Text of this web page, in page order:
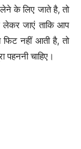
के लिए जाते है, तो
लेकर जाएं ताकि आप
नहीं आती है, तो
पहननी चाहिए।